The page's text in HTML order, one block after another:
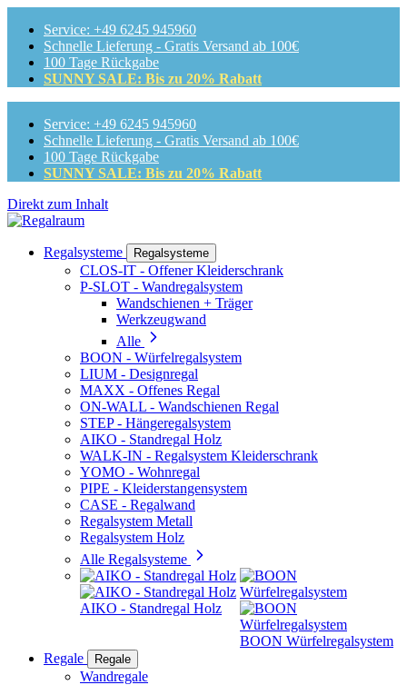
Service: +49 6245 945960
Schnelle Lieferung - Gratis Versand ab 100€
100 Tage Rückgabe
SUNNY SALE: Bis zu 20% Rabatt
Service: +49 6245 945960
Schnelle Lieferung - Gratis Versand ab 100€
100 Tage Rückgabe
SUNNY SALE: Bis zu 20% Rabatt
Direkt zum Inhalt
Regalsysteme Regalsysteme
CLOS-IT - Offener Kleiderschrank
P-SLOT - Wandregalsystem
Wandschienen + Träger
Werkzeugwand
Alle
BOON - Würfelregalsystem
LIUM - Designregal
MAXX - Offenes Regal
ON-WALL - Wandschienen Regal
STEP - Hängeregalsystem
AIKO - Standregal Holz
WALK-IN - Regalsystem Kleiderschrank
YOMO - Wohnregal
PIPE - Kleiderstangensystem
CASE - Regalwand
Regalsystem Metall
Regalsystem Holz
Alle Regalsysteme
AIKO - Standregal Holz
BOON Würfelregalsystem
Regale
Regale
Wandregale